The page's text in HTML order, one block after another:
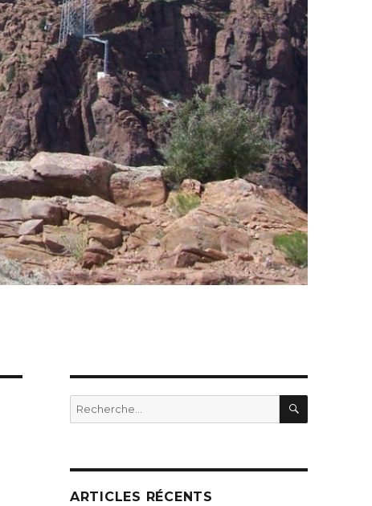
Recherche
pour :
ARTICLES RÉCENTS